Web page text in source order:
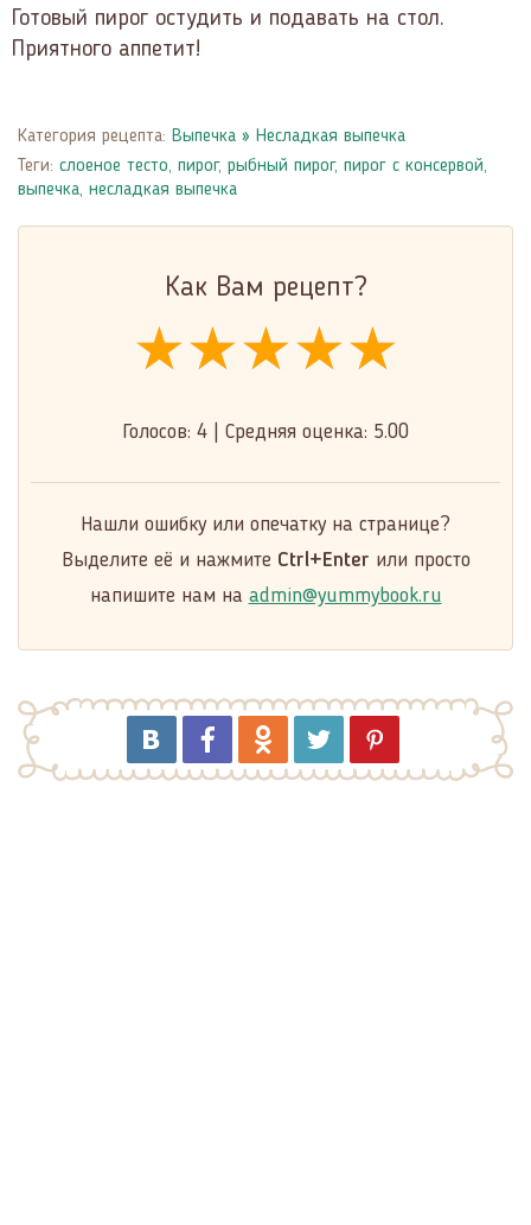
Готовый пирог остудить и подавать на стол.
Приятного аппетит!
Категория рецепта: Выпечка » Несладкая выпечка
Теги: слоеное тесто, пирог, рыбный пирог, пирог с консервой,
выпечка, несладкая выпечка
Как Вам рецепт?
★★★★★
★★★★★
★★★★★
Голосов: 4 Средняя оценка: 5.00
Нашли ошибку или опечатку на странице?
Выделите её и нажмите Ctrl+Enter или просто
напишите нам на admin@yummybook.ru